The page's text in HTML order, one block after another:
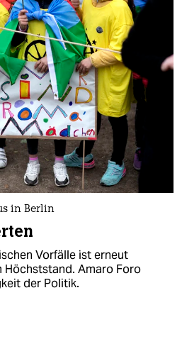
in Berlin
Vorfälle ist erneut
Höchststand. Amaro Foro
der Politik.